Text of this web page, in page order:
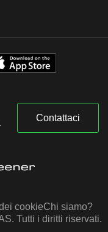
Contattaci
cookieChi siamo?
Tutti i diritti riservati.